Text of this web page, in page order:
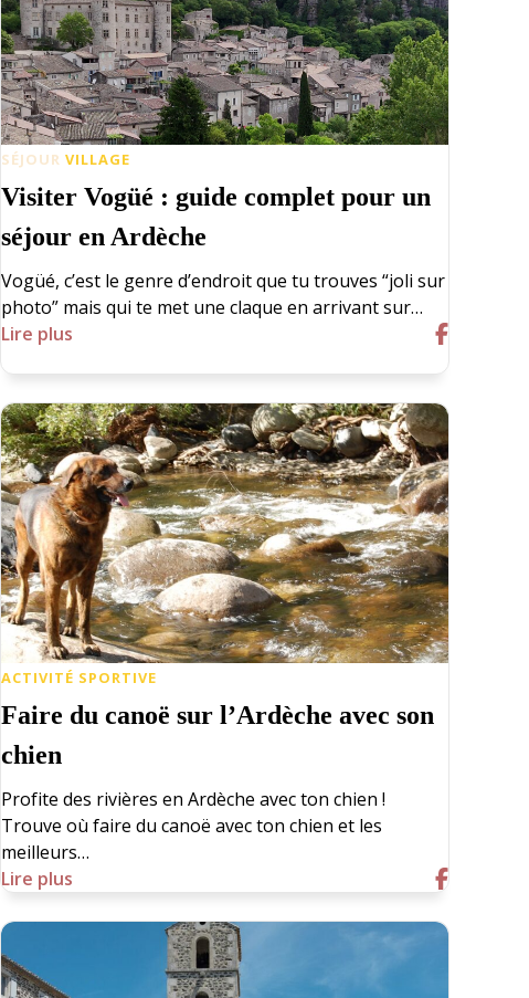
SÉJOUR VILLAGE
Visiter Vogüé : guide complet pour un
séjour en Ardèche
Vogüé, c’est le genre d’endroit que tu trouves “joli sur
photo” mais qui te met une claque en arrivant sur…
Lire plus
ACTIVITÉ SPORTIVE
Faire du canoë sur l’Ardèche avec son
chien
Profite des rivières en Ardèche avec ton chien !
Trouve où faire du canoë avec ton chien et les
meilleurs…
Lire plus